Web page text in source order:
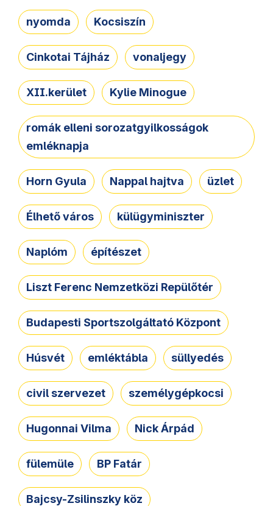
nyomda Kocsiszín
Cinkotai Tájház vonaljegy
XII.kerület Kylie Minogue
romák elleni sorozatgyilkosságok
emléknapja
Horn Gyula Nappal hajtva üzlet
Élhető város külügyminiszter
Naplóm építészet
Liszt Ferenc Nemzetközi Repülőtér
Budapesti Sportszolgáltató Központ
Húsvét emléktábla süllyedés
civil szervezet személygépkocsi
Hugonnai Vilma Nick Árpád
fülemüle BP Fatár
Bajcsy-Zsilinszky köz